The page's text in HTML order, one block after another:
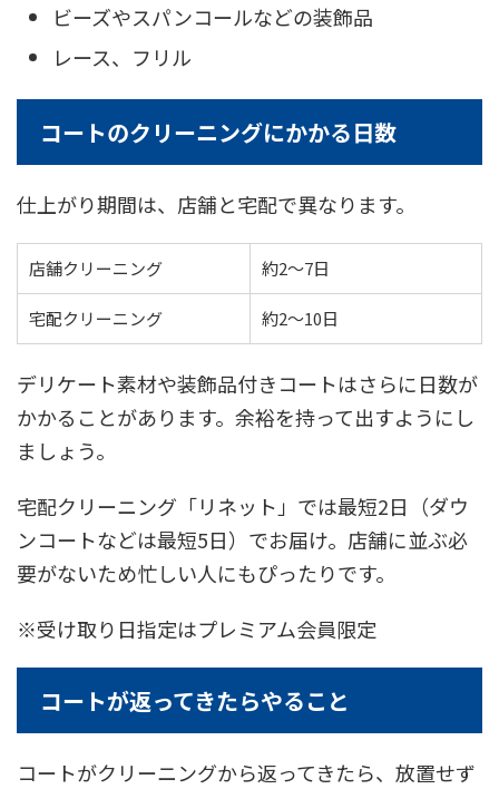
ビーズやスパンコールなどの装飾品
レース、フリル
コートのクリーニングにかかる日数
仕上がり期間は、店舗と宅配で異なります。
店舗クリーニング 約2〜7日
宅配クリーニング 約2〜10日
デリケート素材や装飾品付きコートはさらに日数が
かかることがあります。余裕を持って出すようにし
ましょう。
宅配クリーニング「リネット」では最短2日（ダウ
ンコートなどは最短5日）でお届け。店舗に並ぶ必
要がないため忙しい人にもぴったりです。
※受け取り日指定はプレミアム会員限定
コートが返ってきたらやること
コートがクリーニングから返ってきたら、放置せず